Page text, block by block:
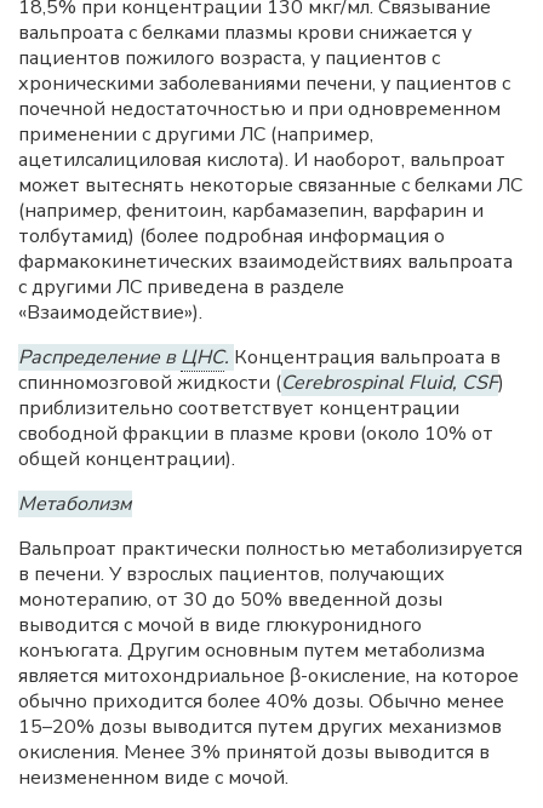
18,5% при концентрации 130 мкг/мл. Связывание
вальпроата с белками плазмы крови снижается у
пациентов пожилого возраста, у пациентов с
хроническими заболеваниями печени, у пациентов с
почечной недостаточностью и при одновременном
применении с другими ЛС (например,
ацетилсалициловая кислота). И наоборот, вальпроат
может вытеснять некоторые связанные с белками ЛС
(например, фенитоин, карбамазепин, варфарин и
толбутамид) (более подробная информация о
фармакокинетических взаимодействиях вальпроата
с другими ЛС приведена в разделе
«Взаимодействие»).
Распределение вЦНС. Концентрация вальпроата в
спинномозговой жидкости (Cerebrospinal Fluid, CSF)
приблизительно соответствует концентрации
свободной фракции в плазме крови (около 10% от
общей концентрации).
Метаболизм
Вальпроат практически полностью метаболизируется
в печени. У взрослых пациентов, получающих
монотерапию, от 30 до 50% введенной дозы
выводится с мочой в виде глюкуронидного
конъюгата. Другим основным путем метаболизма
является митохондриальное β-окисление, на которое
обычно приходится более 40% дозы. Обычно менее
15–20% дозы выводится путем других механизмов
окисления. Менее 3% принятой дозы выводится в
неизмененном виде с мочой.